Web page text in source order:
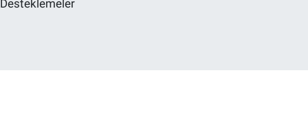
Desteklemeler